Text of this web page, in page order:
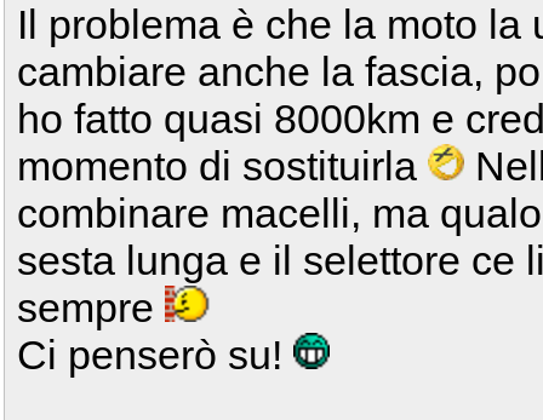
Il problema è che la moto
cambiare anche la fascia,
ho fatto quasi 8000km e
momento di sostituirla
combinare macelli, ma
sesta lunga e il selettore ce
sempre
Ci penserò su!